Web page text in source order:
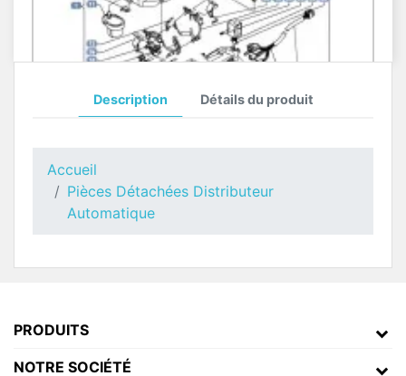
Description Détails du produit
Accueil
Pièces Détachées Distributeur
Automatique
PRODUITS
NOTRE SOCIÉTÉ